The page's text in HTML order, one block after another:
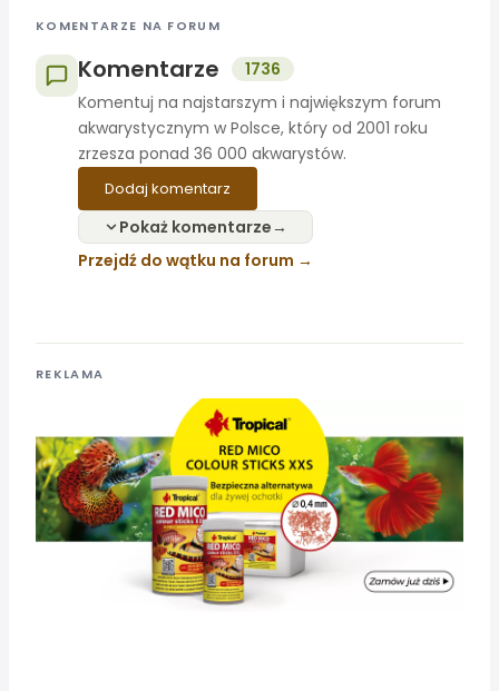
KOMENTARZE NA FORUM
Komentarze
1736
Komentuj na najstarszym i największym forum
akwarystycznym w Polsce, który od 2001 roku
zrzesza ponad 36 000 akwarystów.
Dodaj komentarz
Pokaż komentarze
Przejdź do wątku na forum
REKLAMA